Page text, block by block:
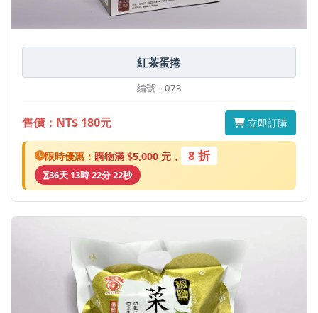
紅茶蛋捲
編號：073
售價：NT$ 180元 立即訂購
限時優惠： 購物滿 $5,000 元， 8 折
36天 13時 22分 22秒